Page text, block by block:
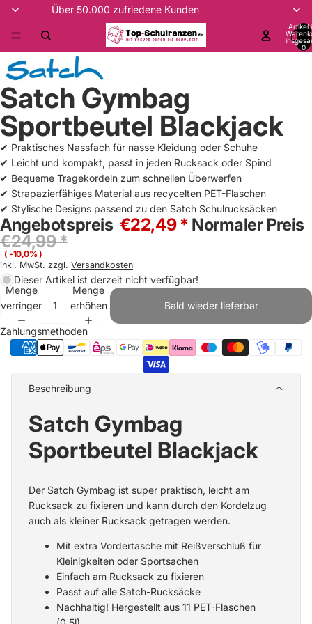
Über 50.000 zufriedene Kunden
Artikel
0
Satch Gymbag
Sportbeutel Blackjack
✔ Praktisches Nassfach für nasse Kleidung oder Schuhe
✔ Leicht und kompakt, passt in jeden Rucksack oder Spind
✔ Bequeme Tragekordeln zum schnellen Überwerfen
✔ Strapazierfähiges Material aus recycelten PET-Flaschen
✔ Stylische Designs passend zu den Satch Schulrucksäcken
Angebotspreis €22,49 * Normaler Preis
€24,99 *
( -10,0% )
inkl. MwSt. zzgl. Versandkosten
Dieser Artikel ist derzeit nicht verfügbar!
Menge
verringern
Menge
erhöhen
Bald wieder lieferbar
Zahlungsmethoden
Beschreibung
Satch Gymbag
Sportbeutel Blackjack
Der Satch Gymbag ist super praktisch, leicht am
Rucksack zu fixieren und kann durch den Kordelzug
auch als kleiner Rucksack getragen werden.
Mit extra Vordertasche mit Reißverschluß für
Kleinigkeiten oder Sportsachen
Einfach am Rucksack zu fixieren
Passt auf alle Satch-Rucksäcke
Nachhaltig! Hergestellt aus 11 PET-Flaschen